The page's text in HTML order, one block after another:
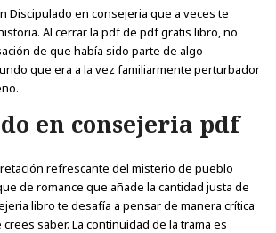
Discipulado en consejeria que a veces te
Al cerrar la pdf de pdf gratis libro, no
de que había sido parte de algo
que era a la vez familiarmente perturbador
en consejeria pdf
refrescante del misterio de pueblo
de romance que añade la cantidad justa de
libro te desafía a pensar de manera crítica
saber. La continuidad de la trama es